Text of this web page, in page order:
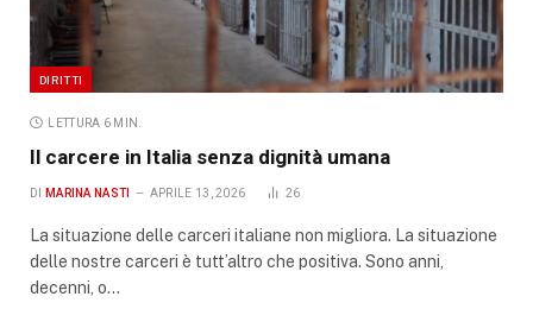
DIRITTI
LETTURA 6 MIN.
Il carcere in Italia senza dignità umana
DI MARINA NASTI APRILE 13, 2026 26
La situazione delle carceri italiane non migliora. La situazione
delle nostre carceri è tutt’altro che positiva. Sono anni,
decenni, o…